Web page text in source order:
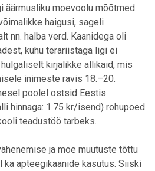
äärmusliku moevoolu mõõtmed.
haigusi, sageli
nn. halba verd. Kaanidega oli
kuhu terariistaga ligi ei
kirjalikke allikaid, mis
inimeste ravis 18.–20.
poolel ostsid Eestis
hinnaga: 1.75 kr/isend) rohupoed
teadustöö tarbeks.
ja moe muutuste tõttu
ka apteegikaanide kasutus. Siiski